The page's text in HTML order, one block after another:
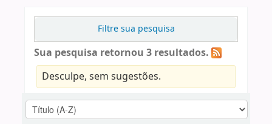
Filtre sua pesquisa
Sua pesquisa retornou 3 resultados.
Desculpe, sem sugestões.